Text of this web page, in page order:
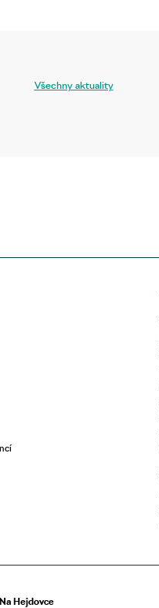
Všechny aktuality
Hejdovce